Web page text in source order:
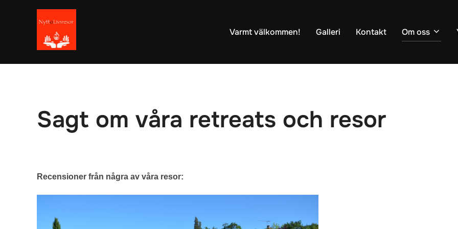
Varmt välkommen! Galleri Kontakt Om oss
Sagt om våra retreats och resor
Recensioner från några av våra resor: